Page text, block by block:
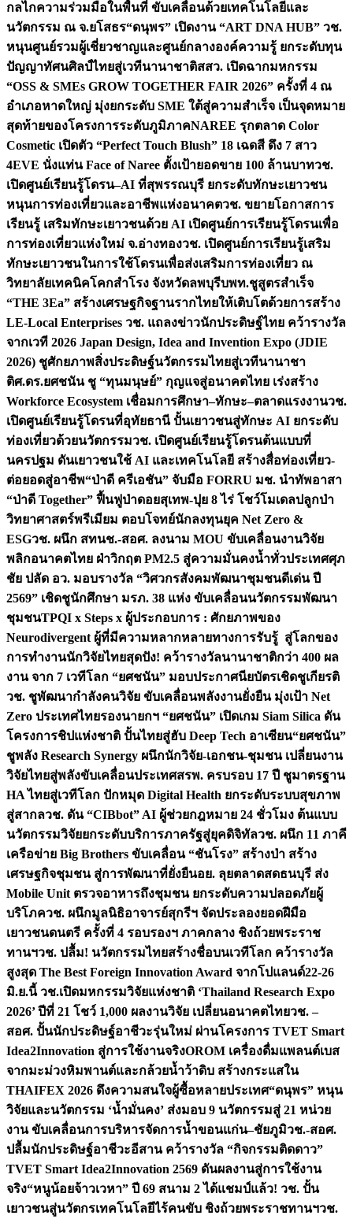
กลไกความร่วมมือในพื้นที่ ขับเคลื่อนด้วยเทคโนโลยีและ
นวัตกรรม ณ จ.ยโสธร“ดนุพร” เปิดงาน “ART DNA HUB” วช.
หนุนศูนย์รวมผู้เชี่ยวชาญและศูนย์กลางองค์ความรู้ ยกระดับทุน
ปัญญาทัศนศิลป์ไทยสู่เวทีนานาชาติสสว. เปิดฉากมหกรรม
“OSS & SMEs GROW TOGETHER FAIR 2026” ครั้งที่ 4 ณ
อำเภอหาดใหญ่ มุ่งยกระดับ SME ใต้สู่ความสำเร็จ เป็นจุดหมาย
สุดท้ายของโครงการระดับภูมิภาคNAREE รุกตลาด Color
Cosmetic เปิดตัว “Perfect Touch Blush” 18 เฉดสี ดึง 7 สาว
4EVE นั่งแท่น Face of Naree ตั้งเป้ายอดขาย 100 ล้านบาทวช.
เปิดศูนย์เรียนรู้โดรน–AI ที่สุพรรณบุรี ยกระดับทักษะเยาวชน
หนุนการท่องเที่ยวและอาชีพแห่งอนาคตวช. ขยายโอกาสการ
เรียนรู้ เสริมทักษะเยาวชนด้วย AI เปิดศูนย์การเรียนรู้โดรนเพื่อ
การท่องเที่ยวแห่งใหม่ จ.อ่างทองวช. เปิดศูนย์การเรียนรู้เสริม
ทักษะเยาวชนในการใช้โดรนเพื่อส่งเสริมการท่องเที่ยว ณ
วิทยาลัยเทคนิคโคกสำโรง จังหวัดลพบุรีบพท.ชูสูตรสำเร็จ
“THE 3Ea” สร้างเศรษฐกิจฐานรากไทยให้เติบโตด้วยการสร้าง
LE-Local Enterprises วช. แถลงข่าวนักประดิษฐ์ไทย คว้ารางวัล
จากเวที 2026 Japan Design, Idea and Invention Expo (JDIE
2026) ชูศักยภาพสิ่งประดิษฐ์นวัตกรรมไทยสู่เวทีนานาชา
ติศ.ดร.ยศชนัน ชู “ทุนมนุษย์” กุญแจสู่อนาคตไทย เร่งสร้าง
Workforce Ecosystem เชื่อมการศึกษา–ทักษะ–ตลาดแรงงานวช.
เปิดศูนย์เรียนรู้โดรนที่อุทัยธานี ปั้นเยาวชนสู่ทักษะ AI ยกระดับ
ท่องเที่ยวด้วยนวัตกรรมวช. เปิดศูนย์เรียนรู้โดรนต้นแบบที่
นครปฐม ดันเยาวชนใช้ AI และเทคโนโลยี สร้างสื่อท่องเที่ยว-
ต่อยอดสู่อาชีพ“ป่าดี ครีเอชัน” จับมือ FORRU มช. นำทัพอาสา
“ป่าดี Together” ฟื้นฟูป่าดอยสุเทพ-ปุย 8 ไร่ โชว์โมเดลปลูกป่า
วิทยาศาสตร์พรีเมียม ตอบโจทย์นักลงทุนยุค Net Zero &
ESGวช. ผนึก สทนช.-สอศ. ลงนาม MOU ขับเคลื่อนงานวิจัย
พลิกอนาคตไทย ฝ่าวิกฤต PM2.5 สู่ความมั่นคงน้ำทั่วประเทศศุภ
ชัย ปลัด อว. มอบรางวัล “วิศวกรสังคมพัฒนาชุมชนดีเด่น ปี
2569” เชิดชูนักศึกษา มรภ. 38 แห่ง ขับเคลื่อนนวัตกรรมพัฒนา
ชุมชนTPQI x Steps x ผู้ประกอบการ : ศักยภาพของ
Neurodivergent ผู้ที่มีความหลากหลายทางการรับรู้ สู่โลกของ
การทำงานนักวิจัยไทยสุดปัง! คว้ารางวัลนานาชาติกว่า 400 ผล
งาน จาก 7 เวทีโลก “ยศชนัน” มอบประกาศนียบัตรเชิดชูเกียรติ
วช. ชูพัฒนากำลังคนวิจัย ขับเคลื่อนพลังงานยั่งยืน มุ่งเป้า Net
Zero ประเทศไทยรองนายกฯ “ยศชนัน” เปิดเกม Siam Silica ดัน
โครงการชิปแห่งชาติ ปั้นไทยสู่ฮับ Deep Tech อาเซียน“ยศชนัน”
ชูพลัง Research Synergy ผนึกนักวิจัย-เอกชน-ชุมชน เปลี่ยนงาน
วิจัยไทยสู่พลังขับเคลื่อนประเทศสรพ. ครบรอบ 17 ปี ชูมาตรฐาน
HA ไทยสู่เวทีโลก ปักหมุด Digital Health ยกระดับระบบสุขภาพ
สู่สากลวช. ดัน “CIBbot” AI ผู้ช่วยกฎหมาย 24 ชั่วโมง ต้นแบบ
นวัตกรรมวิจัยยกระดับบริการภาครัฐสู่ยุคดิจิทัลวช. ผนึก 11 ภาคี
เครือข่าย Big Brothers ขับเคลื่อน “ชันโรง” สร้างป่า สร้าง
เศรษฐกิจชุมชน สู่การพัฒนาที่ยั่งยืนอย. ลุยตลาดสดธนบุรี ส่ง
Mobile Unit ตรวจอาหารถึงชุมชน ยกระดับความปลอดภัยผู้
บริโภควช. ผนึกมูลนิธิอาจารย์สุกรีฯ จัดประลองยอดฝีมือ
เยาวชนดนตรี ครั้งที่ 4 รอบรองฯ ภาคกลาง ชิงถ้วยพระราช
ทานฯวช. ปลื้ม! นวัตกรรมไทยสร้างชื่อบนเวทีโลก คว้ารางวัล
สูงสุด The Best Foreign Innovation Award จากโปแลนด์22-26
มิ.ย.นี้ วช.เปิดมหกรรมวิจัยแห่งชาติ ‘Thailand Research Expo
2026’ ปีที่ 21 โชว์ 1,000 ผลงานวิจัย เปลี่ยนอนาคตไทยวช. –
สอศ. ปั้นนักประดิษฐ์อาชีวะรุ่นใหม่ ผ่านโครงการ TVET Smart
Idea2Innovation สู่การใช้งานจริงOROM เครื่องดื่มแพลนต์เบส
จากมะม่วงหิมพานต์และกล้วยน้ำว้าดิบ สร้างกระแสใน
THAIFEX 2026 ดึงความสนใจผู้ซื้อหลายประเทศ“ดนุพร” หนุน
วิจัยและนวัตกรรม ‘น้ำมั่นคง’ ส่งมอบ 9 นวัตกรรมสู่ 21 หน่วย
งาน ขับเคลื่อนการบริหารจัดการน้ำขอนแก่น–ชัยภูมิวช.-สอศ.
ปลื้มนักประดิษฐ์อาชีวะอีสาน คว้ารางวัล “กิจกรรมติดดาว”
TVET Smart Idea2Innovation 2569 ดันผลงานสู่การใช้งาน
จริง“หนูน้อยจ้าวเวหา” ปี 69 สนาม 2 ได้แชมป์แล้ว! วช. ปั้น
เยาวชนสู่นวัตกรเทคโนโลยีไร้คนขับ ชิงถ้วยพระราชทานฯวช.